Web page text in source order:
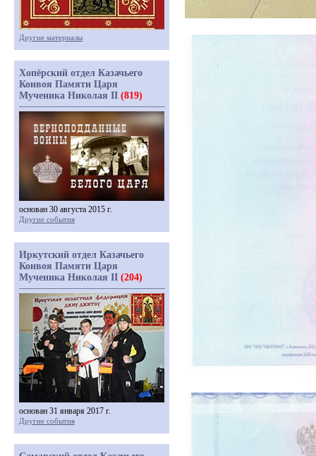
Другие материалы
Хопёрский отдел Казачьего
Конвоя Памяти Царя
Мученика Николая II (819)
основан 30 августа 2015 г.
Другие события
Иркутский отдел Казачьего
Конвоя Памяти Царя
Мученика Николая II (204)
основан 31 января 2017 г.
Другие события